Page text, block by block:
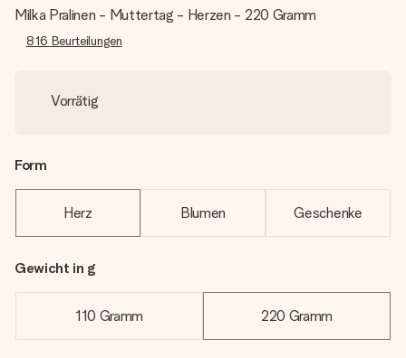
Milka Pralinen - Muttertag - Herzen - 220 Gramm
816 Beurteilungen
Vorrätig
Form
Herz Blumen Geschenke
Gewicht in g
110 Gramm 220 Gramm